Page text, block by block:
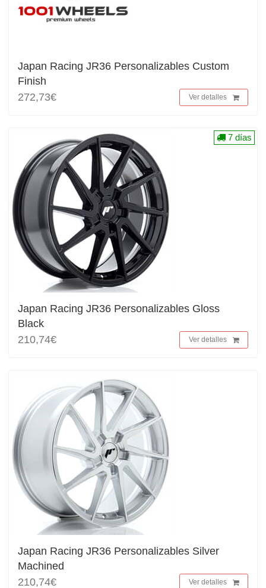
Japan Racing JR36 Personalizables Custom
Finish
272,73€
Ver detalles
Japan Racing JR36 Personalizables Gloss
Black
210,74€
Ver detalles
7 días
Japan Racing JR36 Personalizables Silver
Machined
210,74€
Ver detalles